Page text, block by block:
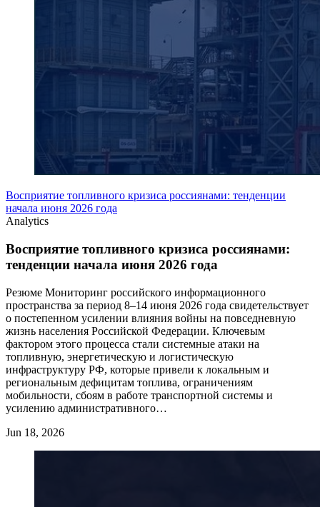
Восприятие топливного кризиса россиянами: тенденции
начала июня 2026 года
Analytics
Восприятие топливного кризиса россиянами:
тенденции начала июня 2026 года
Резюме Мониторинг российского информационного
пространства за период 8–14 июня 2026 года свидетельствует
о постепенном усилении влияния войны на повседневную
жизнь населения Российской Федерации. Ключевым
фактором этого процесса стали системные атаки на
топливную, энергетическую и логистическую
инфраструктуру РФ, которые привели к локальным и
региональным дефицитам топлива, ограничениям
мобильности, сбоям в работе транспортной системы и
усилению административного…
Jun 18, 2026